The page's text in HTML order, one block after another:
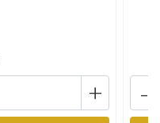
+ -